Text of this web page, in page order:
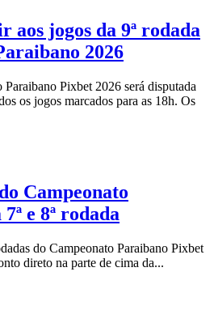
aos jogos da 9ª rodada
2026
Paraibano Pixbet 2026 será disputada
os jogos marcados para as 18h. Os
Campeonato
e 8ª rodada
do Campeonato Paraibano Pixbet
direto na parte de cima da...